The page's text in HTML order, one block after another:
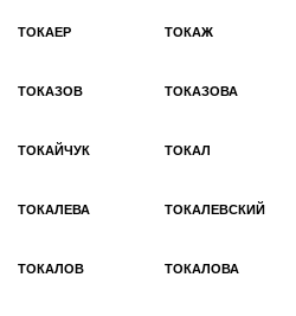
ТОКАЕР ТОКАЖ
ТОКАЗОВ ТОКАЗОВА
ТОКАЙЧУК ТОКАЛ
ТОКАЛЕВА ТОКАЛЕВСКИЙ
ТОКАЛОВ ТОКАЛОВА